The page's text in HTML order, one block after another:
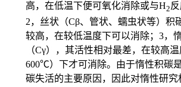
高，在低温下便可氧化消除或与H2
2，丝状（Cβ、管状、蠕虫状等）积
较高，在较低温度下可以消除；3，
（Cγ），其活性相对最差，在较高
600℃）下才可消除。由于惰性积碳
碳失活的主要原因，因此对惰性研究